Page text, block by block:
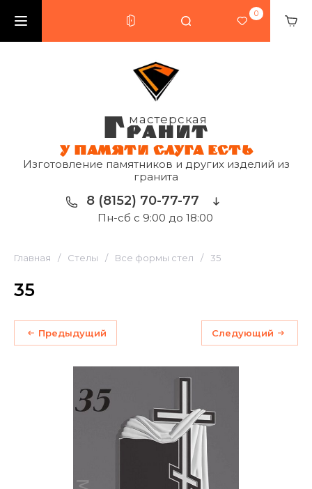
0
мастерская
ГРАНИТ
У ПАМЯТИ СЛУГА ЕСТЬ
Изготовление памятников и других изделий из
гранита
8 (8152) 70-77-77
Пн-сб с 9:00 до 18:00
Главная / Стелы / Все формы стел / 35
35
Предыдущий Следующий